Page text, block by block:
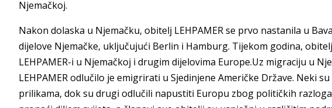
Njemačkoj.
Nakon dolaska u Njemačku, obitelj LEHPAMER se prvo nastanila u
dijelove Njemačke, uključujući Berlin i Hamburg. Tijekom godina,
LEHPAMER-i u Njemačkoj i drugim dijelovima Europe.Uz migraciju u
LEHPAMER odlučilo je emigrirati u Sjedinjene Američke Države. Neki
prilikama, dok su drugi odlučili napustiti Europu zbog političkih